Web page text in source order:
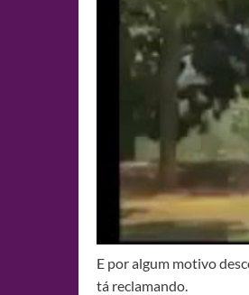
E por algum motivo
tá reclamando.